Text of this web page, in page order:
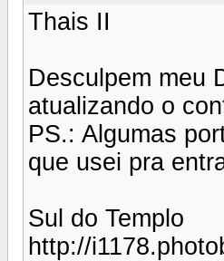
Thais II
Desculpem meu
atualizando o
PS.: Algumas
que usei pra
Sul do Templo
http://